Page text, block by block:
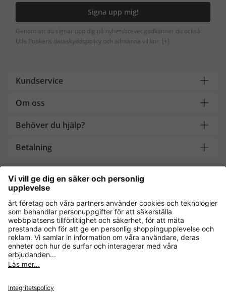
Signa upp mig!
Genom att du signar upp dig på nyhetsbrevet godkänner du också
Ulla Popkens dataskyddspolicy och allmänna villkor. [+]
Kundservice
Om oss
Behöver du hjälp?
Betalning
Handla säkert med
Andra onlinebutiker
Sverige